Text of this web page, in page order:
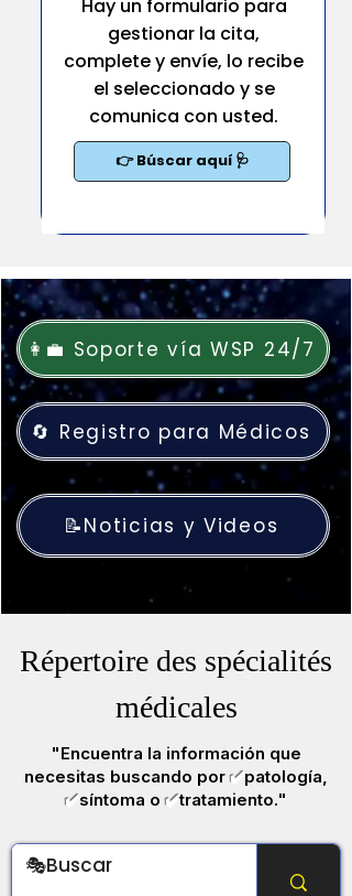
Hay un formulario para
gestionar la cita,
complete y envíe, lo recibe
el seleccionado y se
comunica con usted.
👉 Búscar aquí 🩺
Répertoire des spécialités
médicales
"Encuentra la información que
necesitas buscando por✔️patología,
✔️síntoma o✔️tratamiento."
👩‍💼 Soporte vía WSP 24/7
🔄 Registro para Médicos
📝Noticias y Videos